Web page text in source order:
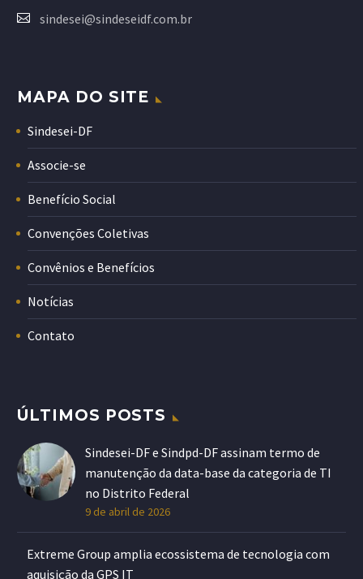
sindesei@sindeseidf.com.br
MAPA DO SITE
Sindesei-DF
Associe-se
Benefício Social
Convenções Coletivas
Convênios e Benefícios
Notícias
Contato
ÚLTIMOS POSTS
Sindesei-DF e Sindpd-DF assinam termo de
manutenção da data-base da categoria de TI
no Distrito Federal
9 de abril de 2026
Extreme Group amplia ecossistema de tecnologia com
aquisição da GPS IT